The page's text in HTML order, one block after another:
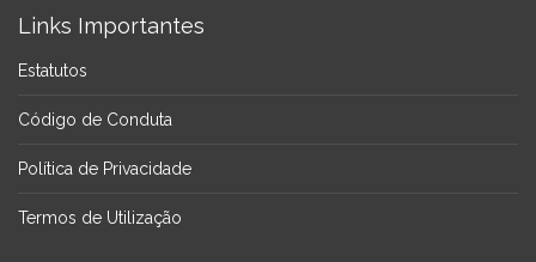
Links Importantes
Estatutos
Código de Conduta
Política de Privacidade
Termos de Utilização